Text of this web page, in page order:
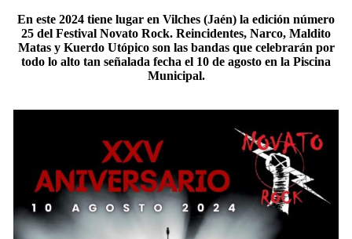
En este 2024 tiene lugar en Vilches (Jaén) la edición número
25 del Festival Novato Rock. Reincidentes, Narco, Maldito
Matas y Kuerdo Utópico son las bandas que celebrarán por
todo lo alto tan señalada fecha el 10 de agosto en la Piscina
Municipal.